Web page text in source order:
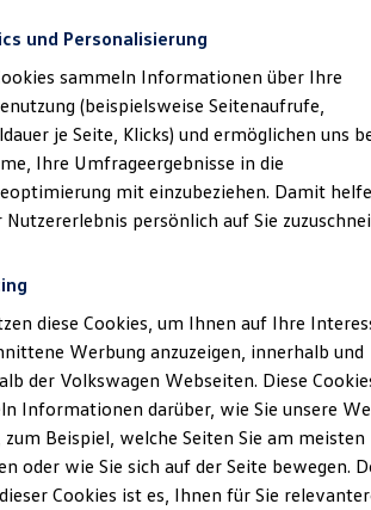
mit Schlussrate
und Garantien
Versicherung
Class bei Volkswagen
Gewinn
Tutorials
der ID. Modelle
im Winter
und Personalisierung
sammeln Informationen über Ihre
(beispielsweise Seitenaufrufe,
je Seite, Klicks) und ermöglichen uns
Ihre Umfrageergebnisse in die
mit einzubeziehen. Damit
Nutzererlebnis persönlich auf Sie
diese Cookies, um Ihnen auf Ihre
Werbung anzuzeigen, innerhalb und
der Volkswagen Webseiten. Diese
Informationen darüber, wie Sie unsere
zum Beispiel, welche Seiten Sie am meisten
oder wie Sie sich auf der Seite bewegen.
Cookies ist es, Ihnen für Sie